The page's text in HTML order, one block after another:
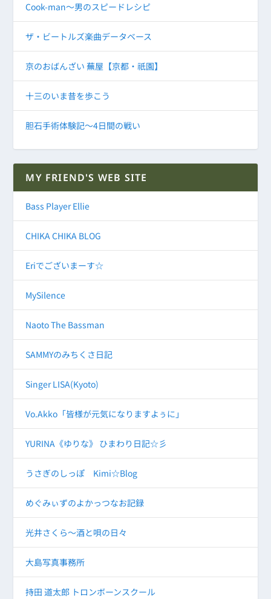
Cook-man～男のスピードレシピ
ザ・ビートルズ楽曲データベース
京のおばんざい 蕪屋【京都・祇園】
十三のいま昔を歩こう
胆石手術体験記～4日間の戦い
MY FRIEND'S WEB SITE
Bass Player Ellie
CHIKA CHIKA BLOG
Eriでございまーす☆
MySilence
Naoto The Bassman
SAMMYのみちくさ日記
Singer LISA(Kyoto)
Vo.Akko「皆様が元気になりますよぅに」
YURINA《ゆりな》 ひまわり日記☆彡
うさぎのしっぽ Kimi☆Blog
めぐみぃずのよかっつなお記録
光井さくら～酒と唄の日々
大島写真事務所
持田 道太郎 トロンボーンスクール